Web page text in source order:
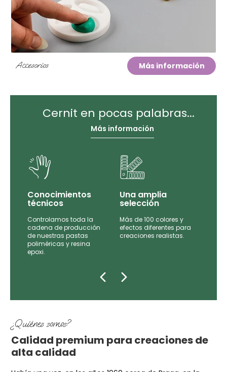
Accesorios Más información
Cernit en pocas palabras...
Más información
Conocimientos
técnicos
Controlamos toda la
cadena de producción
de nuestras pastas
poliméricas y resina
epoxi.
Una amplia
selección
Más de 100 colores y
efectos diferentes para
creaciones realistas.
¿Quiénes somos?
Calidad premium para creaciones de
alta calidad